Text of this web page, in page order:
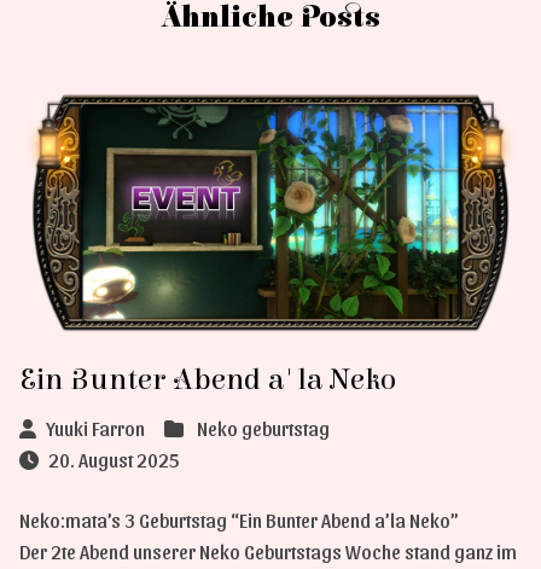
Ähnliche Posts
Ein Bunter Abend a'la Neko
Yuuki Farron
Neko geburtstag
20. August 2025
Neko:mata’s 3 Geburtstag “Ein Bunter Abend a’la Neko”
Der 2te Abend unserer Neko Geburtstags Woche stand ganz im